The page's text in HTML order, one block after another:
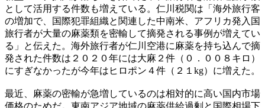
として活用する件数も増えている。仁川税関は「海外旅行客
の増加で、国際犯罪組織と関連した中南米、アフリカ発入国
旅行者が大量の麻薬類を密輸して摘発される事例が増えてい
る」と伝えた。海外旅行者が仁川空港に麻薬を持ち込んで摘
発された件数は２０２０年には大麻２件（０．００８キロ）
にすぎなかったが今年はヒロポン４件（２１kg）に増えた。
最近、麻薬の密輸が急増しているのは相対的に高い国内市場